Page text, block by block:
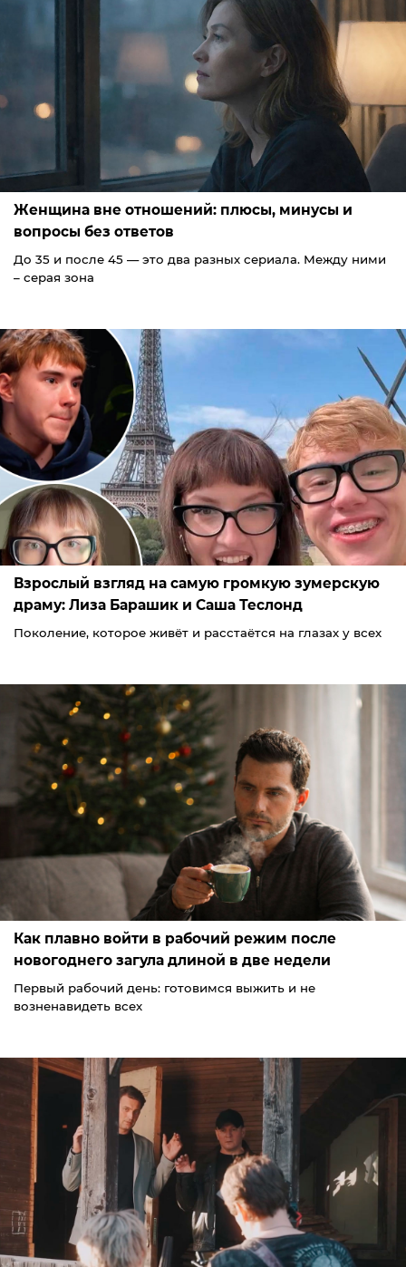
Женщина вне отношений: плюсы, минусы и
вопросы без ответов
До 35 и после 45 — это два разных сериала. Между ними
– серая зона
Взрослый взгляд на самую громкую зумерскую
драму: Лиза Барашик и Саша Теслонд
Поколение, которое живёт и расстаётся на глазах у всех
Как плавно войти в рабочий режим после
новогоднего загула длиной в две недели
Первый рабочий день: готовимся выжить и не
возненавидеть всех